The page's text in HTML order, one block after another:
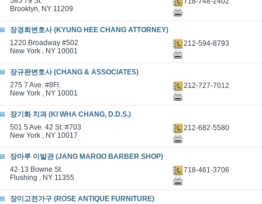
Brooklyn, NY 11209
장경희변호사 (KYUNG HEE CHANG ATTORNEY)
1220 Broadway #502
New York , NY 10001
212-594-8793
장규완변호사 (CHANG & ASSOCIATES)
275 7 Ave. #8Fl.
New York , NY 10001
212-727-7012
장기화 치과 (KI WHA CHANG, D.D.S.)
501 5 Ave. 42 St. #703
New York , NY 10017
212-682-5580
장마루 이발관 (JANG MAROO BARBER SHOP)
42-13 Bowne St.
Flushing , NY 11355
718-461-3706
장미고전가구 (ROSE ANTIQUE FURNITURE)